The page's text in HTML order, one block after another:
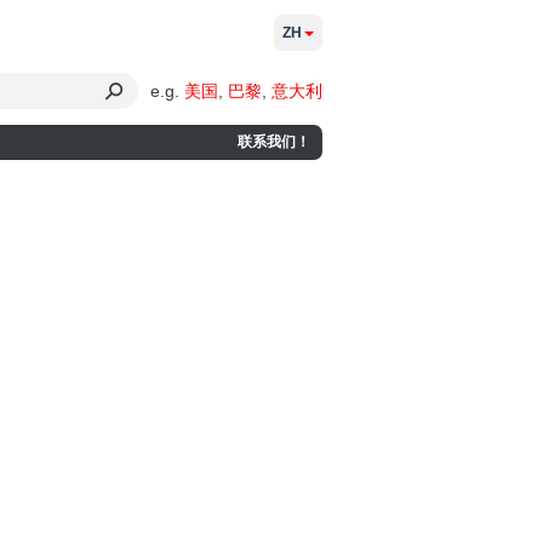
e.g. 美国 巴黎 意大利
联系我们！
ZH